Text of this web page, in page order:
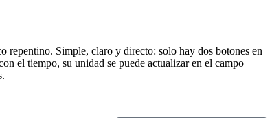
repentino. Simple, claro y directo: solo hay dos botones en
el tiempo, su unidad se puede actualizar en el campo